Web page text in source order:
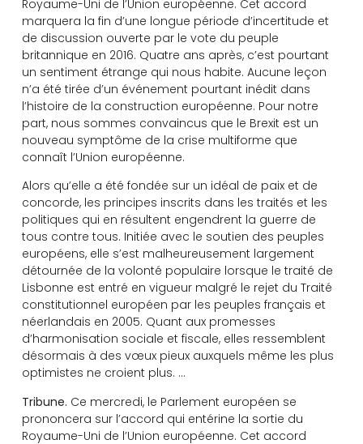
Royaume-Uni de l’Union européenne. Cet accord
marquera la fin d’une longue période d’incertitude et
de discussion ouverte par le vote du peuple
britannique en 2016. Quatre ans après, c’est pourtant
un sentiment étrange qui nous habite. Aucune leçon
n’a été tirée d’un événement pourtant inédit dans
l’histoire de la construction européenne. Pour notre
part, nous sommes convaincus que le Brexit est un
nouveau symptôme de la crise multiforme que
connaît l’Union européenne.
Alors qu’elle a été fondée sur un idéal de paix et de
concorde, les principes inscrits dans les traités et les
politiques qui en résultent engendrent la guerre de
tous contre tous. Initiée avec le soutien des peuples
européens, elle s’est malheureusement largement
détournée de la volonté populaire lorsque le traité de
Lisbonne est entré en vigueur malgré le rejet du Traité
constitutionnel européen par les peuples français et
néerlandais en 2005. Quant aux promesses
d’harmonisation sociale et fiscale, elles ressemblent
désormais à des vœux pieux auxquels même les plus
optimistes ne croient plus. …
Tribune. Ce mercredi, le Parlement européen se
prononcera sur l’accord qui entérine la sortie du
Royaume-Uni de l’Union européenne. Cet accord